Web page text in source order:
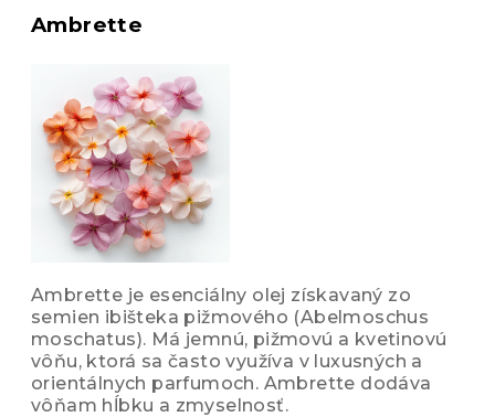
Ambrette
Ambrette je esenciálny olej získavaný zo
semien ibišteka pižmového (Abelmoschus
moschatus). Má jemnú, pižmovú a kvetinovú
vôňu, ktorá sa často využíva v luxusných a
orientálnych parfumoch. Ambrette dodáva
vôňam hĺbku a zmyselnosť.